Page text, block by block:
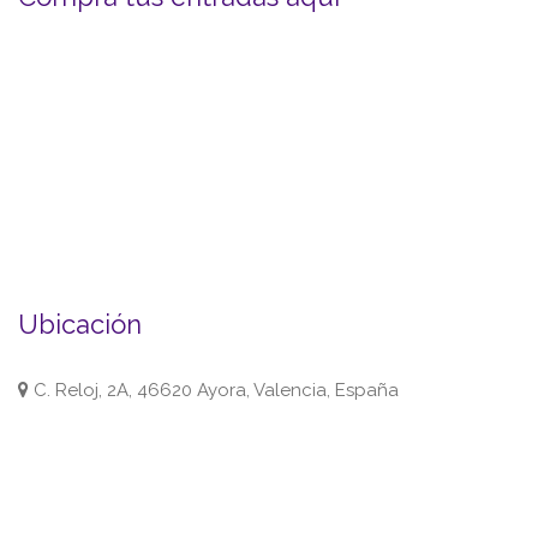
Ubicación
C. Reloj, 2A, 46620 Ayora, Valencia, España